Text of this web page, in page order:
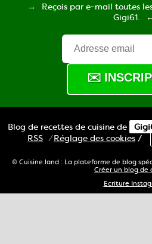
Reçois par e-mail toutes
Gigi61.
Blog de recettes de cuisine de
RSS ⁄Réglage des cookies /
© Cuisine.land : La plateforme de blog
Créer un blog de
Ecriture